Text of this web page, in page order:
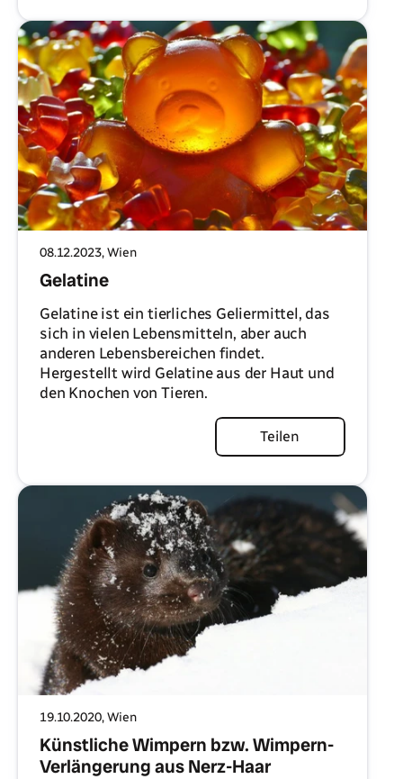
08.12.2023, Wien
Gelatine
Gelatine ist ein tierliches Geliermittel, das
sich in vielen Lebensmitteln, aber auch
anderen Lebensbereichen findet.
Hergestellt wird Gelatine aus der Haut und
den Knochen von Tieren.
Teilen
19.10.2020, Wien
Künstliche Wimpern bzw. Wimpern-
Verlängerung aus Nerz-Haar